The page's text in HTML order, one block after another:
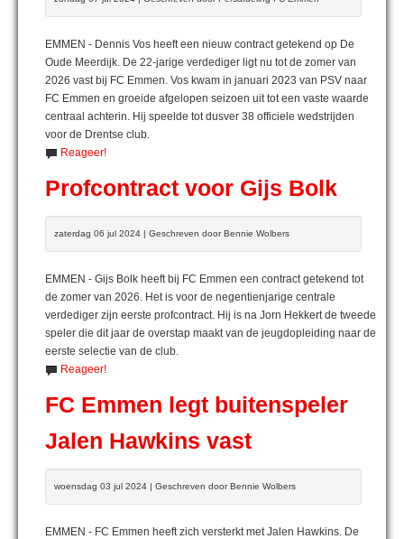
EMMEN - Dennis Vos heeft een nieuw contract getekend op De
Oude Meerdijk. De 22-jarige verdediger ligt nu tot de zomer van
2026 vast bij FC Emmen. Vos kwam in januari 2023 van PSV naar
FC Emmen en groeide afgelopen seizoen uit tot een vaste waarde
centraal achterin. Hij speelde tot dusver 38 officiele wedstrijden
voor de Drentse club.
Reageer!
Profcontract voor Gijs Bolk
zaterdag 06 jul 2024 | Geschreven door Bennie Wolbers
EMMEN - Gijs Bolk heeft bij FC Emmen een contract getekend tot
de zomer van 2026. Het is voor de negentienjarige centrale
verdediger zijn eerste profcontract. Hij is na Jorn Hekkert de tweede
speler die dit jaar de overstap maakt van de jeugdopleiding naar de
eerste selectie van de club.
Reageer!
FC Emmen legt buitenspeler
Jalen Hawkins vast
woensdag 03 jul 2024 | Geschreven door Bennie Wolbers
EMMEN - FC Emmen heeft zich versterkt met Jalen Hawkins. De